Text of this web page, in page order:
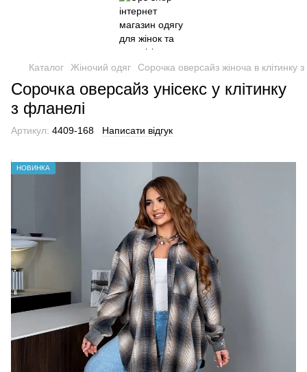
Каталог Жіночий одяг Сорочка оверсайз жіноча в клітинку
Сорочка оверсайз унісекс у клітинку
з фланелі
Артикул: 4409-168 Написати відгук
НОВИНКА